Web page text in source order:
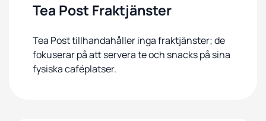
Tea Post Fraktjänster
Tea Post tillhandahåller inga fraktjänster; de
fokuserar på att servera te och snacks på sina
fysiska caféplatser.